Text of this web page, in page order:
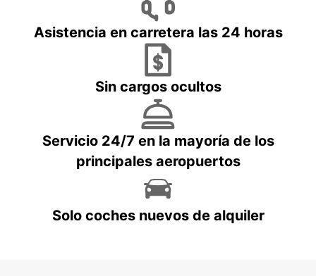
Asistencia en carretera las 24 horas
Sin cargos ocultos
Servicio 24/7 en la mayoría de los
principales aeropuertos
Solo coches nuevos de alquiler